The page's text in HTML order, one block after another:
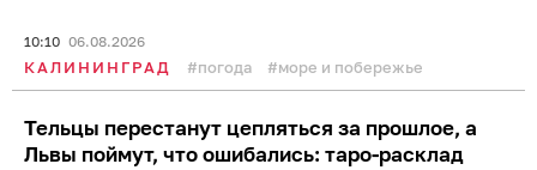
10:10 06.08.2026
КАЛИНИНГРАД погода море и побережье
Тельцы перестанут цепляться за прошлое, а
Львы поймут, что ошибались: таро-расклад